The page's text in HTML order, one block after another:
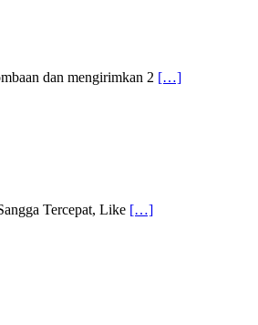
dan mengirimkan 2 […]
Tercepat, Like […]